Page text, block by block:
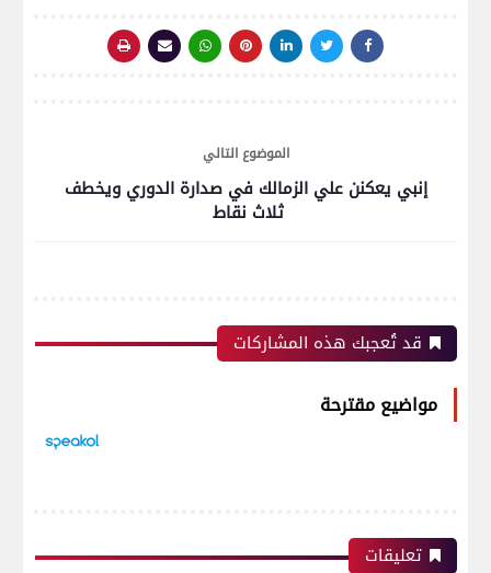
الموضوع التالي
إنبي يعكنن علي الزمالك في صدارة الدوري ويخطف
ثلاث نقاط
قد تُعجبك هذه المشاركات
مواضيع مقترحة
تعليقات